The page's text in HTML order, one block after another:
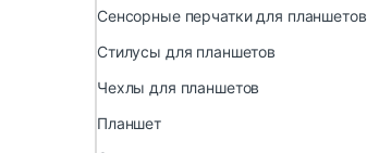
Сенсорные перчатки для планшетов
Стилусы для планшетов
Чехлы для планшетов
Планшет